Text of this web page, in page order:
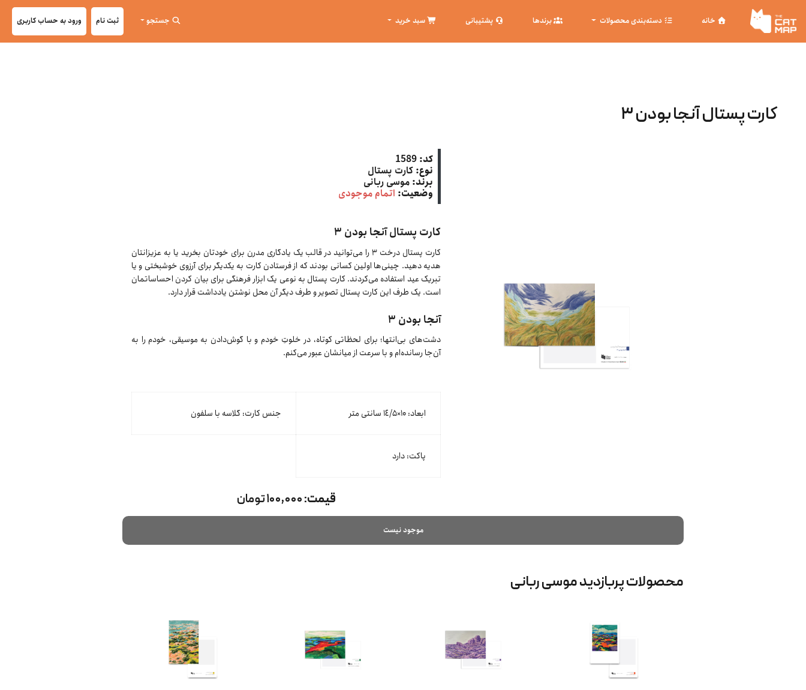
خانه دسته‌بندی محصولات برندها پشتیبانی سبد خرید جستجو ثبت نام ورود به حساب کاربری
کارت پستال آنجا بودن ٣
کد: 1589
نوع: کارت پستال
برند: موسی ربانی
وضعیت: اتمام موجودی
کارت پستال آنجا بودن ٣
کارت پستال درخت ٣ را می‌توانید در قالب یک یادگاری مدرن برای خودتان بخرید یا به عزیزانتان
هدیه دهید. چینی‌ها اولین کسانی بودند که از فرستادن کارت به یکدیگر برای آرزوی خوشبختی و یا
تبریک عید استفاده می‌کردند. کارت پستال به نوعی یک ابزار فرهنگی برای بیان کردن احساساتمان
است. یک طرف این کارت پستال تصویر و طرف دیگر آن محل نوشتن یادداشت قرار دارد.
آنجا بودن ٣
دشت‌های بی‌انتها؛ برای لحظاتی کوتاه، در خلوتِ خودم و با گوش‌دادن به موسیقی، خودم را به
آن‌جا رسانده‌ام و با سرعت از میانشان عبور می‌کنم.
ابعاد: ۱۰×١٤/۵ سانتی متر جنس کارت: گلاسه با سلفون
پاکت: دارد
قیمت:۱۰۰,۰۰۰ تومان
موجود نیست
محصولات پربازدید موسی ربانی